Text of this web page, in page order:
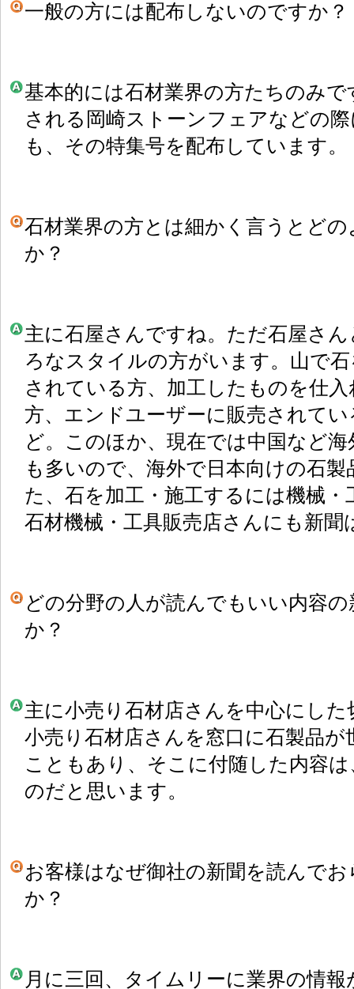
一般の方には配布しないのですか？
基本的には石材業界の方たちのみ
される岡崎ストーンフェアなどの
も、その特集号を配布しています。
石材業界の方とは細かく言うとど
か？
主に石屋さんですね。ただ石屋さ
ろなスタイルの方がいます。山で
されている方、加工したものを仕
方、エンドユーザーに販売されて
ど。このほか、現在では中国など
も多いので、海外で日本向けの石
た、石を加工・施工するには機械
石材機械・工具販売店さんにも新聞
どの分野の人が読んでもいい内容
か？
主に小売り石材店さんを中心にし
小売り石材店さんを窓口に石製品
こともあり、そこに付随した内容
のだと思います。
お客様はなぜ御社の新聞を読んで
か？
月に三回、タイムリーに業界の情